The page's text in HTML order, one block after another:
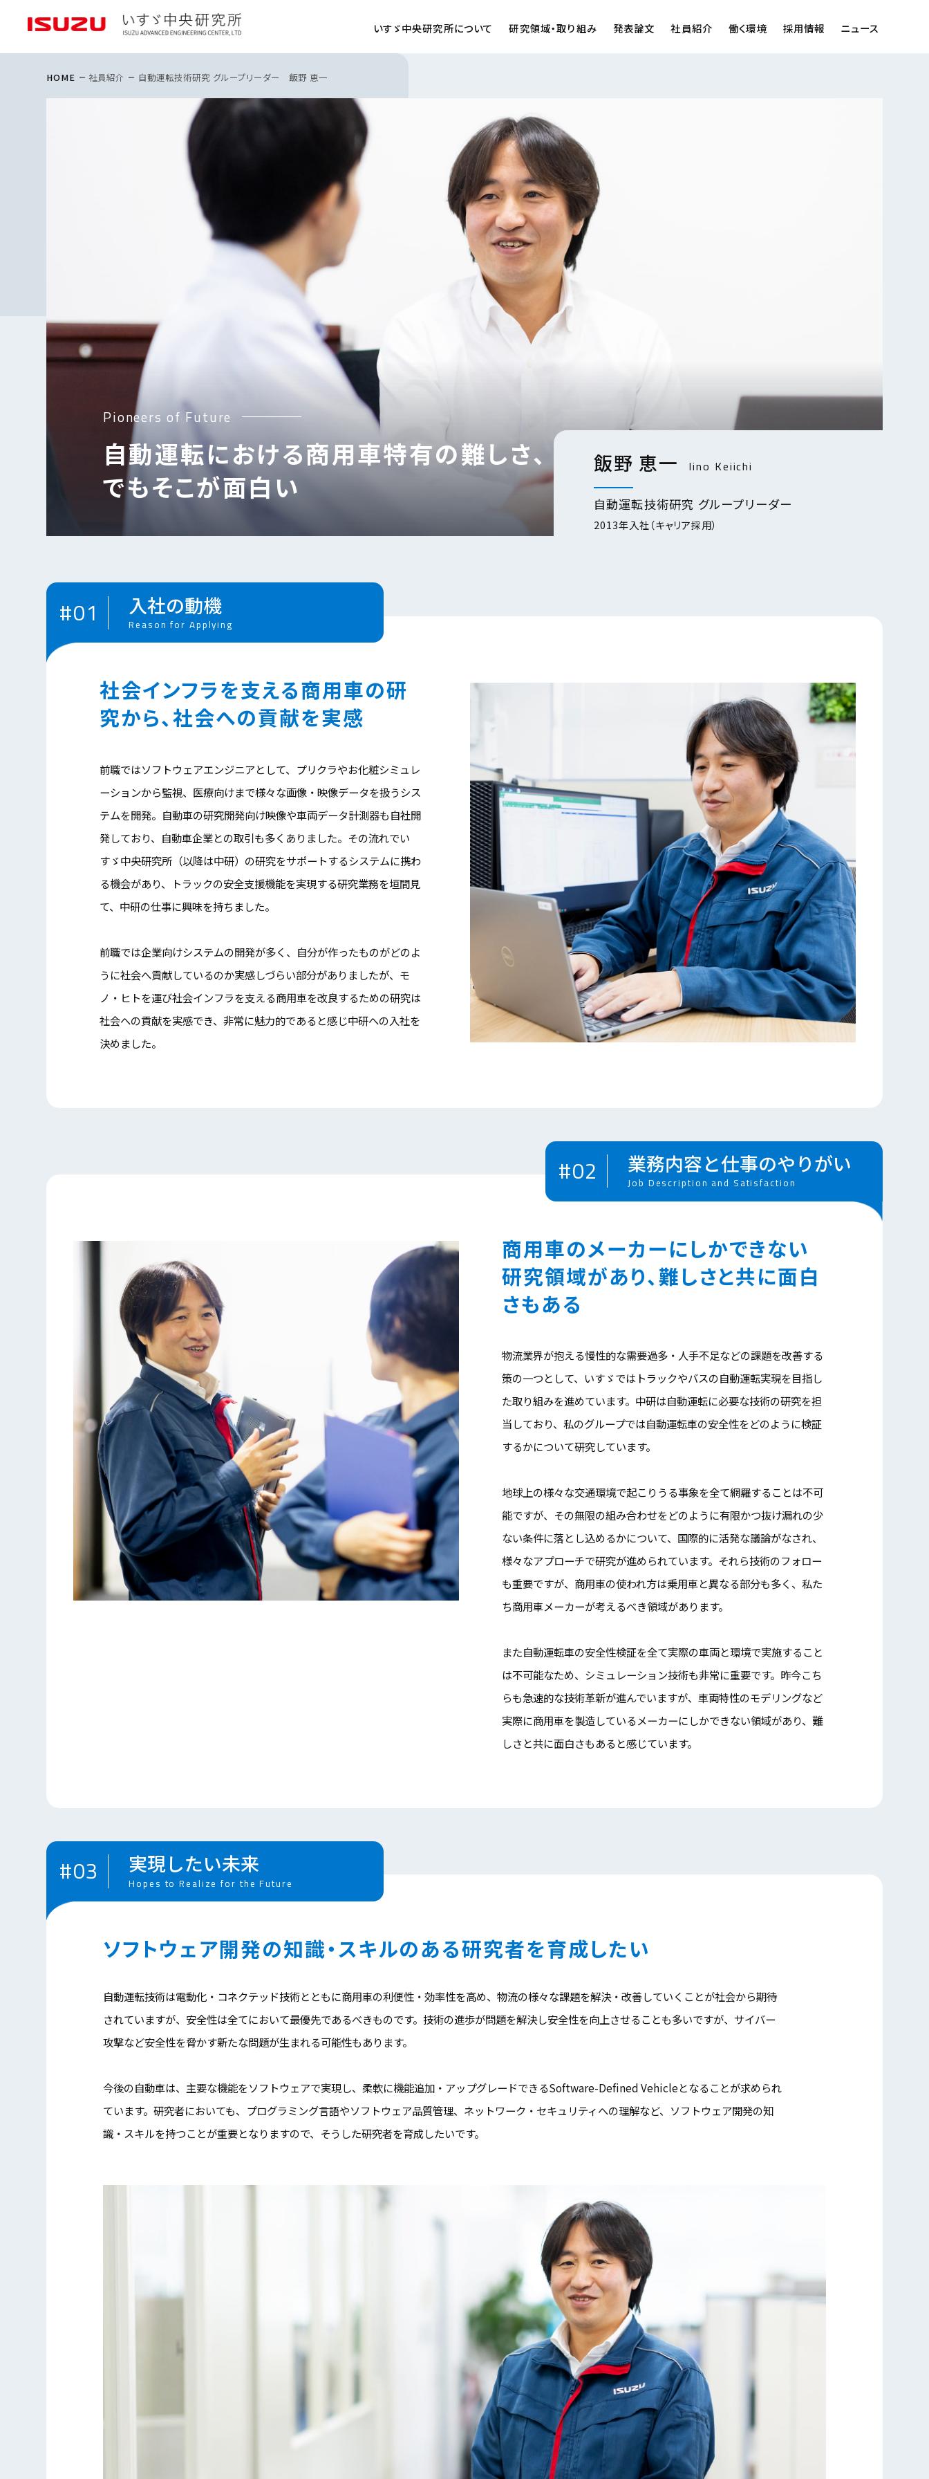
いすゞ中央研究所について
代表挨拶
研究領域・取り組み 発表論文 社員紹介
電動化技術研究 部長
内燃機関研究 主任研究員宮下 和也
ソリューション研究 主任研究員 本谷 綾子
働く環境
働き方・福利厚生
採用情報 ニュース
HOME 社員紹介 自動運転技術研究 グループリーダー 飯野 恵一
Pioneers of Future
自動運転における商用車特有の難しさ、
でもそこが面白い
飯野 恵一 Iino Keiichi
自動運転技術研究 グループリーダー
2013年入社（キャリア採用）
#01 ⼊社の動機
Reason for Applying
社会インフラを支える商用車の研
究から、社会への貢献を実感
前職ではソフトウェアエンジニアとして、プリクラやお化粧シミュレ
ーションから監視、医療向けまで様々な画像・映像データを扱うシス
テムを開発。自動車の研究開発向け映像や車両データ計測器も自社開
発しており、自動車企業との取引も多くありました。その流れでい
すゞ中央研究所（以降は中研）の研究をサポートするシステムに携わ
る機会があり、トラックの安全支援機能を実現する研究業務を垣間見
て、中研の仕事に興味を持ちました。
前職では企業向けシステムの開発が多く、自分が作ったものがどのよ
うに社会へ貢献しているのか実感しづらい部分がありましたが、モ
ノ・ヒトを運び社会インフラを支える商用車を改良するための研究は
社会への貢献を実感でき、非常に魅力的であると感じ中研への入社を
決めました。
#02 業務内容と仕事のやりがい
Job Description and Satisfaction
商用車のメーカーにしかできない
研究領域があり、難しさと共に面白
さもある
物流業界が抱える慢性的な需要過多・人手不足などの課題を改善する
策の一つとして、いすゞではトラックやバスの自動運転実現を目指し
た取り組みを進めています。中研は自動運転に必要な技術の研究を担
当しており、私のグループでは自動運転車の安全性をどのように検証
するかについて研究しています。
地球上の様々な交通環境で起こりうる事象を全て網羅することは不可
能ですが、その無限の組み合わせをどのように有限かつ抜け漏れの少
ない条件に落とし込めるかについて、国際的に活発な議論がなされ、
様々なアプローチで研究が進められています。それら技術のフォロー
も重要ですが、商用車の使われ方は乗用車と異なる部分も多く、私た
ち商用車メーカーが考えるべき領域があります。
また自動運転車の安全性検証を全て実際の車両と環境で実施すること
は不可能なため、シミュレーション技術も非常に重要です。昨今こち
らも急速的な技術革新が進んでいますが、車両特性のモデリングなど
実際に商用車を製造しているメーカーにしかできない領域があり、難
しさと共に面白さもあると感じています。
#03 実現したい未来
Hopes to Realize for the Future
ソフトウェア開発の知識・スキルのある研究者を育成したい
自動運転技術は電動化・コネクテッド技術とともに商用車の利便性・効率性を高め、物流の様々な課題を解決・改善していくことが社会から期待
されていますが、安全性は全てにおいて最優先であるべきものです。技術の進歩が問題を解決し安全性を向上させることも多いですが、サイバー
攻撃など安全性を脅かす新たな問題が生まれる可能性もあります。
今後の自動車は、主要な機能をソフトウェアで実現し、柔軟に機能追加・アップグレードできるSoftware-Defined Vehicleとなることが求められ
ています。研究者においても、プログラミング言語やソフトウェア品質管理、ネットワーク・セキュリティへの理解など、ソフトウェア開発の知
識・スキルを持つことが重要となりますので、そうした研究者を育成したいです。